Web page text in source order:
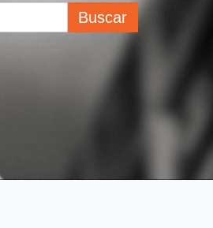
Buscar